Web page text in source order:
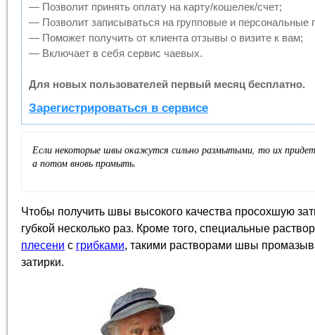
— Позволит принять оплату на карту/кошелек/счет;
— Позволит записываться на групповые и персональные
— Поможет получить от клиента отзывы о визите к вам;
— Включает в себя сервис чаевых.
Для новых пользователей первый месяц бесплатно.
Зарегистрироваться в сервисе
Если некоторые швы окажутся сильно размытыми, то их
а потом вновь промыть.
Чтобы получить швы высокого качества просохшую
губкой несколько раз. Кроме того, специальные
плесени с грибками, такими растворами швы
затирки.